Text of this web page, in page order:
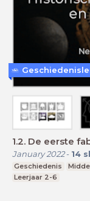
1.2. De eerste
January 2022- 14
Geschiedenis
Leerjaar 2-6